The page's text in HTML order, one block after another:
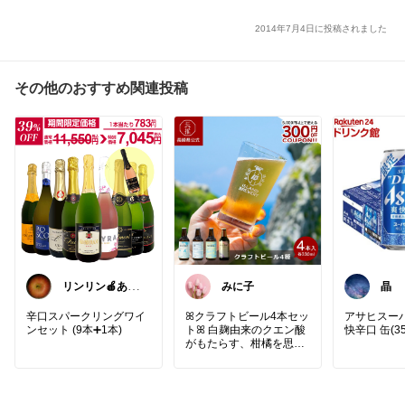
2014年7月4日に投稿されました
その他のおすすめ関連投稿
リンリン🍎あり
す😊
辛口スパークリングワイ
ンセット (9本➕1本)
みに子
ꕤクラフトビール4本セッ
トꕤ 白麹由来のクエン酸
がもたらす、柑橘を思わ
晶
アサヒスー
快辛口 缶